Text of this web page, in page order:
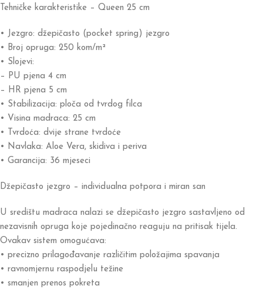
Tehničke karakteristike – Queen 25 cm
• Jezgro: džepičasto (pocket spring) jezgro
• Broj opruga: 250 kom/m²
• Slojevi:
– PU pjena 4 cm
– HR pjena 5 cm
• Stabilizacija: ploča od tvrdog filca
• Visina madraca: 25 cm
• Tvrdoća: dvije strane tvrdoće
• Navlaka: Aloe Vera, skidiva i periva
• Garancija: 36 mjeseci
Džepičasto jezgro – individualna potpora i miran san
U središtu madraca nalazi se džepičasto jezgro sastavljeno od
nezavisnih opruga koje pojedinačno reaguju na pritisak tijela.
Ovakav sistem omogućava:
• precizno prilagođavanje različitim položajima spavanja
• ravnomjernu raspodjelu težine
• smanjen prenos pokreta